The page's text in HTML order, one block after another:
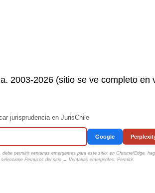
2003-2026 (sitio se ve completo en
jurisprudencia en JurisChile
Google
permitir ventanas emergentes para este sitio: en Chrome/Edge,
seleccione Permisos del sitio → Ventanas emergentes: Permitir.